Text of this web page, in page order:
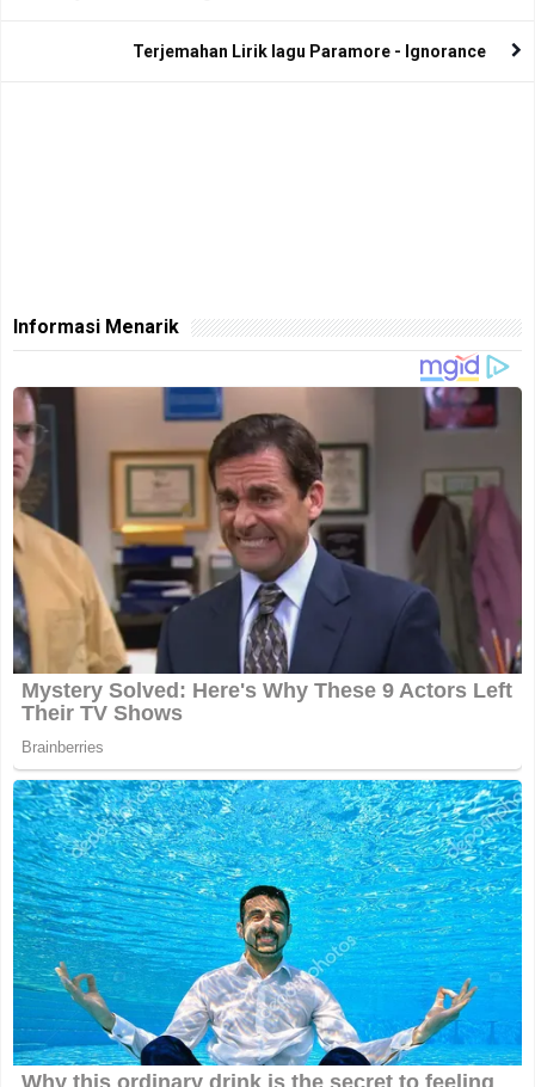
Terjemahan Lirik lagu Paramore - Ignorance
Informasi Menarik